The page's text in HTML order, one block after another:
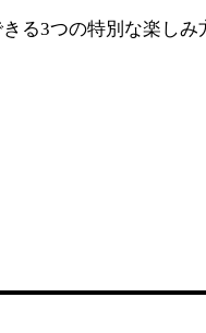
る3つの特別な楽しみ